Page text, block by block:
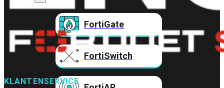
FortiGate
FortiSwitch
KLANTENSERVICE